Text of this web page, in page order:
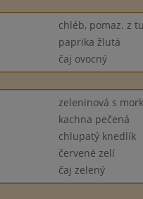
chléb, pomaz. z
paprika žlutá
čaj ovocný
zeleninová s
kachna pečená
chlupatý knedlík
červené zelí
čaj zelený